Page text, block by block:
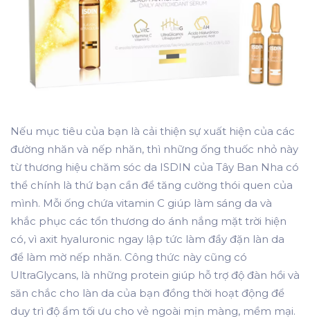
Nếu mục tiêu của bạn là cải thiện sự xuất hiện của các
đường nhăn và nếp nhăn, thì những ống thuốc nhỏ này
từ thương hiệu chăm sóc da ISDIN của Tây Ban Nha có
thể chính là thứ bạn cần để tăng cường thói quen của
mình. Mỗi ống chứa vitamin C giúp làm sáng da và
khắc phục các tổn thương do ánh nắng mặt trời hiện
có, vì axit hyaluronic ngay lập tức làm đầy đặn làn da
để làm mờ nếp nhăn. Công thức này cũng có
UltraGlycans, là những protein giúp hỗ trợ độ đàn hồi và
săn chắc cho làn da của bạn đồng thời hoạt động để
duy trì độ ẩm tối ưu cho vẻ ngoài mịn màng, mềm mại.